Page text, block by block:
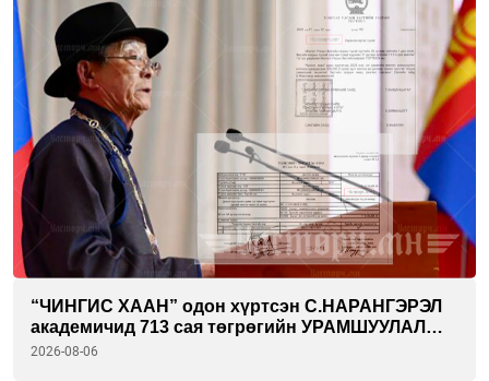
“ЧИНГИС ХААН” одон хүртсэн С.НАРАНГЭРЭЛ
академичид 713 сая төгрөгийн УРАМШУУЛАЛ
олгожээ
2026-08-06